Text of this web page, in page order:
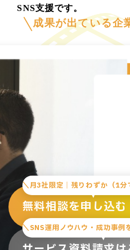
SNS支援です。
成果が出ている企
＼月3社限定｜残りわずか（1分
無料相談を申し込む
＼SNS運用ノウハウ・成功事例